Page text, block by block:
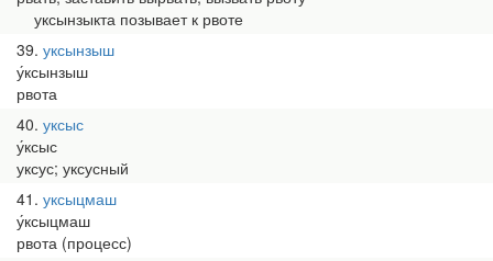
уксынзыкта позывает к рвоте
39 уксынзыш
у́ксынзыш
рвота
40 уксыс
у́ксыс
уксус; уксусный
41 уксыцмаш
у́ксыцмаш
рвота (процесс)